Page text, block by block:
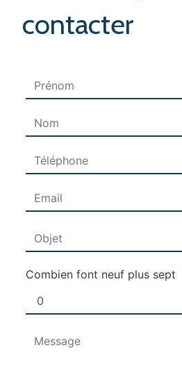
contacter
Combien font neuf plus sept